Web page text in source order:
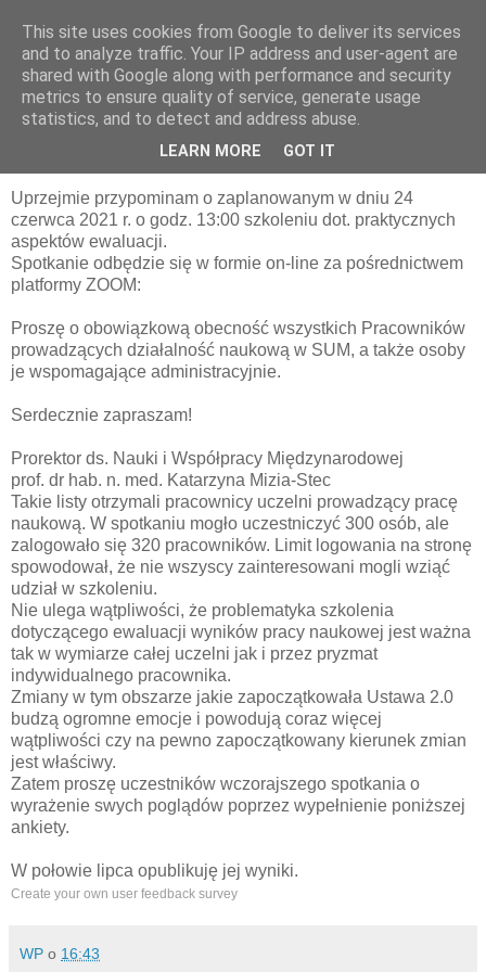
pluskiewicz.blogspot.com
piątek, 25 czerwca 2021
Jak ocenić jakość pracy naukowej?
Uprzejmie przypominam o zaplanowanym w dniu 24
czerwca 2021 r. o godz. 13:00 szkoleniu dot. praktycznych
aspektów ewaluacji.
Spotkanie odbędzie się w formie on-line za pośrednictwem
platformy ZOOM:
Proszę o obowiązkową obecność wszystkich Pracowników
prowadzących działalność naukową w SUM, a także osoby
je wspomagające administracyjnie.
Serdecznie zapraszam!
Prorektor ds. Nauki i Współpracy Międzynarodowej
prof. dr hab. n. med. Katarzyna Mizia-Stec
Takie listy otrzymali pracownicy uczelni prowadzący pracę
naukową. W spotkaniu mogło uczestniczyć 300 osób, ale
zalogowało się 320 pracowników. Limit logowania na stronę
spowodował, że nie wszyscy zainteresowani mogli wziąć
udział w szkoleniu.
Nie ulega wątpliwości, że problematyka szkolenia
dotyczącego ewaluacji wyników pracy naukowej jest ważna
tak w wymiarze całej uczelni jak i przez pryzmat
indywidualnego pracownika.
Zmiany w tym obszarze jakie zapoczątkowała Ustawa 2.0
budzą ogromne emocje i powodują coraz więcej
wątpliwości czy na pewno zapoczątkowany kierunek zmian
jest właściwy.
Zatem proszę uczestników wczorajszego spotkania o
wyrażenie swych poglądów poprzez wypełnienie poniższej
ankiety.
W połowie lipca opublikuję jej wyniki.
Create your own user feedback survey
WP o 16:43
This site uses cookies from Google to deliver its services
and to analyze traffic. Your IP address and user-agent are
shared with Google along with performance and security
metrics to ensure quality of service, generate usage
statistics, and to detect and address abuse.
LEARN MORE GOT IT